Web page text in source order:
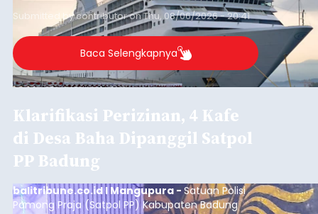
Submitted bycontributoronThu, 08/06/2026 - 20:41
Baca Selengkapnya
Klarifikasi Perizinan, 4 Kafe
di Desa Baha Dipanggil Satpol
PP Badung
balitribune.co.id I Mangupura - Satuan Polisi
Pamong Praja (Satpol PP) Kabupaten Badung